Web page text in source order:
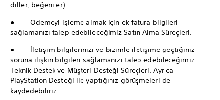
diller, beğeniler).
● Ödemeyi işleme almak için ek fatura bilgileri
sağlamanızı talep edebileceğimiz Satın Alma Süreçleri.
● İletişim bilgilerinizi ve bizimle iletişime geçtiğiniz
soruna ilişkin bilgileri sağlamanızı talep edebileceğimiz
Teknik Destek ve Müşteri Desteği Süreçleri. Ayrıca
PlayStation Desteği ile yaptığınız görüşmeleri de
kaydedebiliriz.